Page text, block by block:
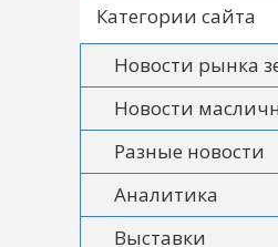
Категории сайта
Новости рынка
Новости
Разные новости
Аналитика
Выставки